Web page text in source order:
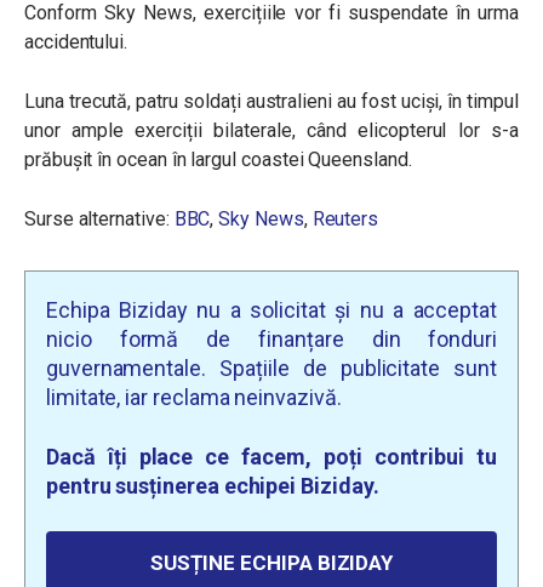
Conform Sky News, exercițiile vor fi suspendate în urma
accidentului.
Luna trecută, patru soldați australieni au fost uciși, în timpul
unor ample exerciții bilaterale, când elicopterul lor s-a
prăbușit în ocean în largul coastei Queensland.
Surse alternative: BBC,Sky News, Reuters
Echipa Biziday nu a solicitat și nu a acceptat
nicio formă de finanțare din fonduri
guvernamentale. Spațiile de publicitate sunt
limitate, iar reclama neinvazivă.
Dacă îți place ce facem, poți contribui tu
pentru susținerea echipei Biziday.
SUSȚINE ECHIPA BIZIDAY